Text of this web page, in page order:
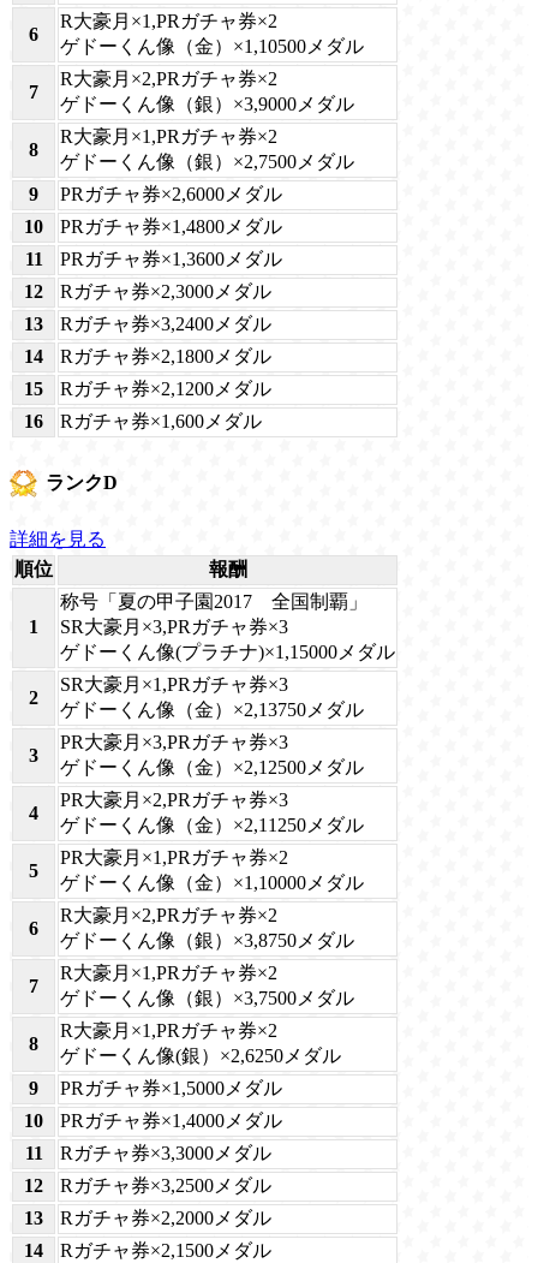
6
R大豪月×1,PRガチャ券×2
ゲドーくん像（金）×1,10500メダル
7
R大豪月×2,PRガチャ券×2
ゲドーくん像（銀）×3,9000メダル
8
R大豪月×1,PRガチャ券×2
ゲドーくん像（銀）×2,7500メダル
9
PRガチャ券×2,6000メダル
10
PRガチャ券×1,4800メダル
11
PRガチャ券×1,3600メダル
12
Rガチャ券×2,3000メダル
13
Rガチャ券×3,2400メダル
14
Rガチャ券×2,1800メダル
15
Rガチャ券×2,1200メダル
16
Rガチャ券×1,600メダル
ランクD
詳細を見る
順位
報酬
1
称号「夏の甲子園2017 全国制覇」
SR大豪月×3,PRガチャ券×3
ゲドーくん像(プラチナ)×1,15000メダル
2
SR大豪月×1,PRガチャ券×3
ゲドーくん像（金）×2,13750メダル
3
PR大豪月×3,PRガチャ券×3
ゲドーくん像（金）×2,12500メダル
4
PR大豪月×2,PRガチャ券×3
ゲドーくん像（金）×2,11250メダル
5
PR大豪月×1,PRガチャ券×2
ゲドーくん像（金）×1,10000メダル
6
R大豪月×2,PRガチャ券×2
ゲドーくん像（銀）×3,8750メダル
7
R大豪月×1,PRガチャ券×2
ゲドーくん像（銀）×3,7500メダル
8
R大豪月×1,PRガチャ券×2
ゲドーくん像(銀）×2,6250メダル
9
PRガチャ券×1,5000メダル
10
PRガチャ券×1,4000メダル
11
Rガチャ券×3,3000メダル
12
Rガチャ券×3,2500メダル
13
Rガチャ券×2,2000メダル
14
Rガチャ券×2,1500メダル